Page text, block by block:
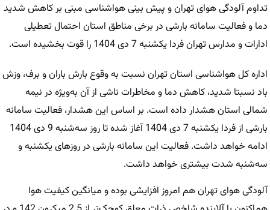
تداوم آلودگی هوای تهران و پیش بینی هواشناسی مبنی بر کاهش شدید
دما و فعالیت سامانه بارشی در برخی مناطق استان احتمال تعطیلی
ادارات و مدارس تهران فردا یکشنبه 7 دی 1404 را قوت بخشیده است.
اداره کل هواشناسی استان تهران نسبت به وقوع بارش باران و برف، وزش
باد نسبتا شدید، کاهش دما و مخاطرات ناشی از آن به‌ویژه در نیمه
شمالی استان هشدار داده است. بر اساس این هشدار، فعالیت سامانه
بارشی از فردا یکشنبه 7 دی 1404 آغاز شده تا روز سه‌شنبه 9 دی 1404
ادامه خواهد داشت. فعالیت این سامانه بارشی در روز‌های یکشنبه و
سه‌شنبه شدت بیشتری خواهد داشت.
آلودگی هوای تهران هم امروز افزایشی بوده و میانگین کیفیت هوا